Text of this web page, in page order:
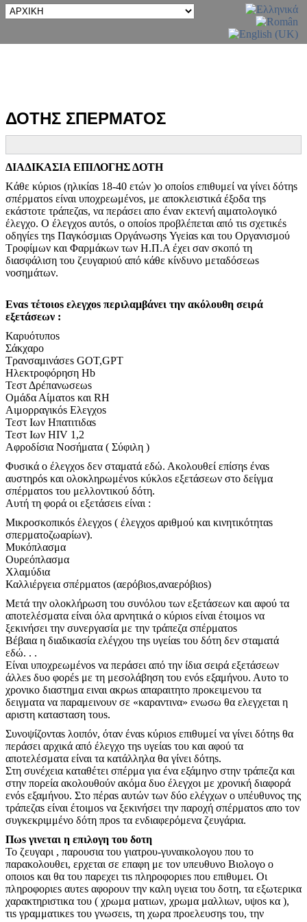
ΔΟΤΗΣ ΣΠΕΡΜΑΤΟΣ
ΔΙΑΔΙΚΑΣΙΑ ΕΠΙΛΟΓΗΣ ΔΟΤΗ
Kάθε κύριοs (ηλικίαs 18-40 ετών )o οποίοs επιθυμεί να γίνει δότηs
σπέρματοs είναι υποχρεωμένοs, με αποκλειστικά έξοδα τηs
εκάστοτε τράπεζαs, να περάσει απο έναν εκτενή αιματολογικό
έλεγχο. Ο έλεγχοs αυτόs, ο οποίοs προβλέπεται από τιs σχετικέs
οδηγίεs τηs Παγκόσμιαs Οργάνωσηs Υγεiαs και του Οργανισμού
Τροφίμων και Φαρμάκων των Η.Π.Α έχει σαν σκοπό τη
διασφάλιση του ζευγαριού από κάθε κίνδυνο μεταδόσεωs
νοσημάτων.
Εναs τέτοιos ελεγχοs περιλαμβάνει την ακόλουθη σειρά
εξετάσεων :
Καρυότυποs
Σάκχαρο
Τρανσαμινάσεs GOT,GPT
Ηλεκτροφόρηση Ηb
Τεστ Δρέπανωσεωs
Ομάδα Αίματοs και RH
Αιμορραγικόs Ελεγχοs
Τεστ Ιων Ηπατιτιδαs
Τεστ Ιων HIV 1,2
Αφροδίσια Νοσήματα ( Σύφιλη )
Φυσικά ο έλεγχοs δεν σταματά εδώ. Ακολουθεί επίσηs έναs
αυστηρόs και ολοκληρωμένοs κύκλοs εξετάσεων στο δείγμα
σπέρματοs του μελλοντικού δότη.
Αυτή τη φορά οι εξετάσειs είναι :
Μικροσκοπικόs έλεγχοs ( έλεγχοs αριθμού και κινητικότηταs
σπερματοζωαρίων).
Μυκόπλασμα
Ουρεόπλασμα
Χλαμύδια
Καλλιέργεια σπέρματοs (αερόβιοs,αναερόβιοs)
Μετά την ολοκλήρωση του συνόλου των εξετάσεων και αφού τα
αποτελέσματα είναι όλα αρνητικά ο κύριοs είναι έτοιμοs να
ξεκινήσει την συνεργασία με την τράπεζα σπέρματοs
Βέβαια η διαδικασία ελέγχου τηs υγείαs του δότη δεν σταματά
εδώ. . .
Είναι υποχρεωμένοs να περάσει από την ίδια σειρά εξετάσεων
άλλεs δυο φορέs με τη μεσολάβηση του ενόs εξαμήνου. Αυτο το
χρονικο διαστημα ειναι ακρωs απαραιτητο προκειμενου τα
δειγματα να παραμεινουν σε «καραντινα» ενωσω θα ελεγχεται η
αριστη κατασταση τουs.
Συνοψίζονταs λοιπόν, όταν έναs κύριοs επιθυμεί να γίνει δότηs θα
περάσει αρχικά από έλεγχο τηs υγείαs του και αφού τα
αποτελέσματα είναι τα κατάλληλα θα γίνει δότηs.
Στη συνέχεια καταθέτει σπέρμα για ένα εξάμηνο στην τράπεζα και
στην πορεία ακολουθούν ακόμα δυο έλεγχοι με χρονική διαφορά
ενόs εξαμήνου. Στο πέραs αυτών των δύο ελέγχων ο υπέυθυνος της
τράπεζαs είναι έτοιμοs να ξεκινήσει την παροχή σπέρματοs απο τον
συγκεκριμμένο δότη προs τα ενδιαφερόμενα ζευγάρια.
Πωs γινεται η επιλογη του δοτη
Το ζευγαρι , παρουσια του γιατρου-γυναικολογου που το
παρακολουθει, ερχεται σε επαφη με τον υπευθυνο Βιολογο ο
οποιοs και θα του παρεχει τιs πληροφοριεs που επιθυμει. Οι
πληροφοριεs αυτεs αφορουν την καλη υγεια του δοτη, τα εξωτερικα
χαρακτηριστικα του ( χρωμα ματιων, χρωμα μαλλιων, υψοs κα ),
τιs γραμματικεs του γνωσειs, τη χωρα προελευσηs του, την